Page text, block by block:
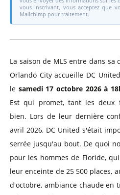
vous inscrivant, vous acceptez que
Mailchimp pour traitement.
La saison de MLS entre dans
Orlando City accueille DC
le samedi 17 octobre 2026 à
Est qui promet, tant les deux
bien. Lors de leur dernière
avril 2026, DC United s'était
serrée jusqu'au bout. De quoi
pour les hommes de Floride,
leur enceinte de 25 500 places,
d'octobre, ambiance chaude en